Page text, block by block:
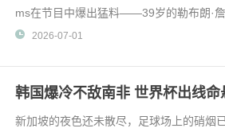
ms在节目中爆出猛料——39岁的勒布朗·詹
同持开放态度。这
2026-07-01
韩国爆冷不敌南非 世界杯出线命
新加坡的夜色还未散尽，足球场上的硝烟